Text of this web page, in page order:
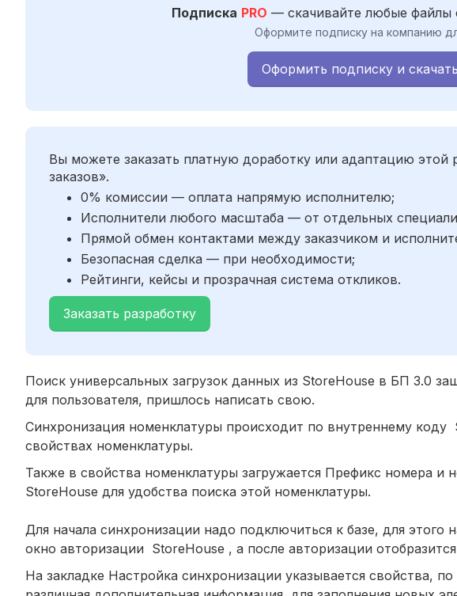
Подписка PRO — скачивайте любые файлы
Оформите подписку на компанию
Оформить подписку и
Вы можете заказать платную доработку или адаптацию
заказов».
0% комиссии — оплата напрямую исполнителю;
Исполнители любого масштаба — от отдельных
Прямой обмен контактами между заказчиком и
Безопасная сделка — при необходимости;
Рейтинги, кейсы и прозрачная система откликов.
Заказать разработку
Поиск универсальных загрузок данных из StoreHouse в БП 3.0
для пользователя, пришлось написать свою.
Синхронизация номенклатуры происходит по внутреннему
свойствах номенклатуры.
Также в свойства номенклатуры загружается Префикс номера и
StoreHouse для удобства поиска этой номенклатуры.
Для начала синхронизации надо подключиться к базе, для
окно авторизации StoreHouse , а после авторизации
На закладке Настройка синхронизации указывается свойства,